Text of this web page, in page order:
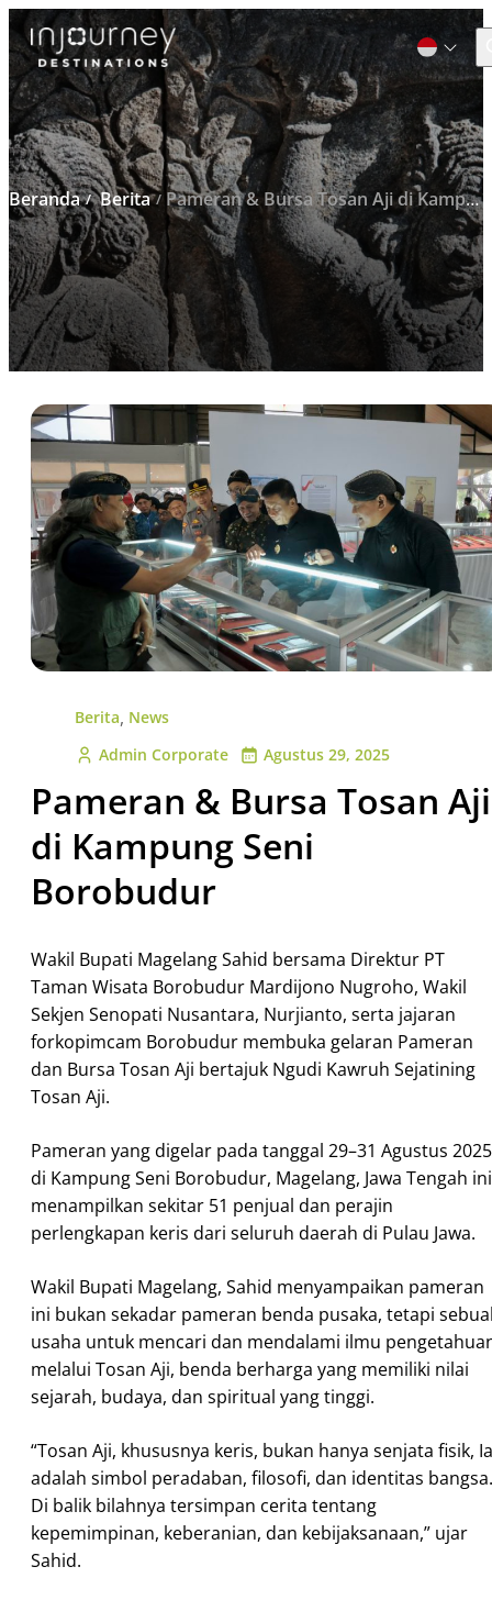
Cari
untuk:
Beranda Berita Pameran & Bursa Tosan Aji di Kampung Seni Borobudur
Berita, News
Admin Corporate
Agustus 29, 2025
Pameran & Bursa Tosan Aji
di Kampung Seni
Borobudur
Wakil Bupati Magelang Sahid bersama Direktur PT
Taman Wisata Borobudur Mardijono Nugroho, Wakil
Sekjen Senopati Nusantara, Nurjianto, serta jajaran
forkopimcam Borobudur membuka gelaran Pameran
dan Bursa Tosan Aji bertajuk Ngudi Kawruh Sejatining
Tosan Aji.
Pameran yang digelar pada tanggal 29–31 Agustus 2025
di Kampung Seni Borobudur, Magelang, Jawa Tengah
menampilkan sekitar 51 penjual dan perajin
perlengkapan keris dari seluruh daerah di Pulau Jawa.
Wakil Bupati Magelang, Sahid menyampaikan pameran
ini bukan sekadar pameran benda pusaka, tetapi
usaha untuk mencari dan mendalami ilmu
melalui Tosan Aji, benda berharga yang memiliki nilai
sejarah, budaya, dan spiritual yang tinggi.
“Tosan Aji, khususnya keris, bukan hanya senjata fisik, Ia
adalah simbol peradaban, filosofi, dan identitas bangsa.
Di balik bilahnya tersimpan cerita tentang
kepemimpinan, keberanian, dan kebijaksanaan,” ujar
Sahid.